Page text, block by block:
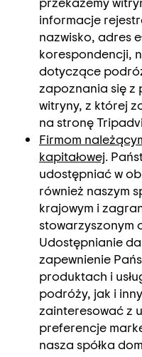
informacje
nazwisko, adres
korespondencji,
dotyczące
zapoznania się z
witryny, z której
na stronę
Firmom
kapitałowej.
udostępniać w
również naszym
krajowym i
stowarzyszonym
Udostępnianie
zapewnienie
produktach i
podróży, jak i
zainteresować z
preferencje
nasza spółka